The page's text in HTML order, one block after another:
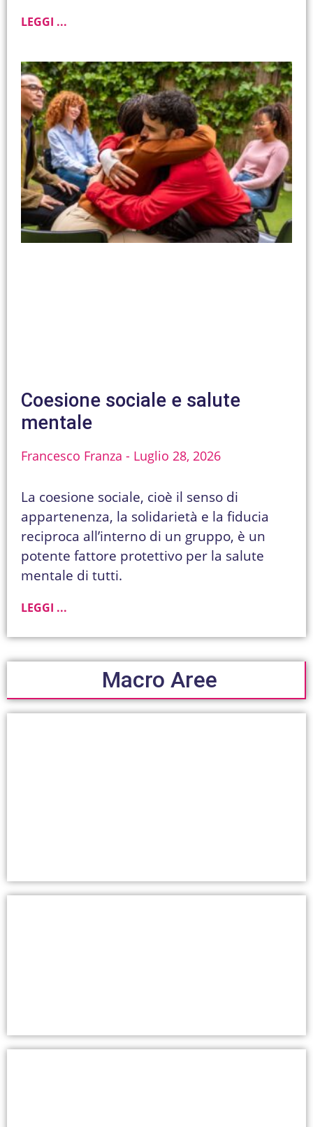
LEGGI ...
Coesione sociale e salute
mentale
Francesco Franza Luglio 28, 2026
La coesione sociale, cioè il senso di
appartenenza, la solidarietà e la fiducia
reciproca all’interno di un gruppo, è un
potente fattore protettivo per la salute
mentale di tutti.
LEGGI ...
Macro Aree